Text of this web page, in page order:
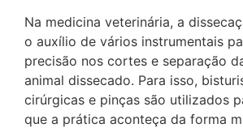
Na medicina veterinária, a
o auxílio de vários instrumentais
precisão nos cortes e separação
animal dissecado. Para isso,
cirúrgicas e pinças são utilizados
que a prática aconteça da forma